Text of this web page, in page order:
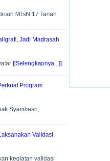
MTsN 17 Tanah
Jadi Madrasah
[[Selengkapnya...]]
Program
Syambasri,
Validasi
kegiatan validasi